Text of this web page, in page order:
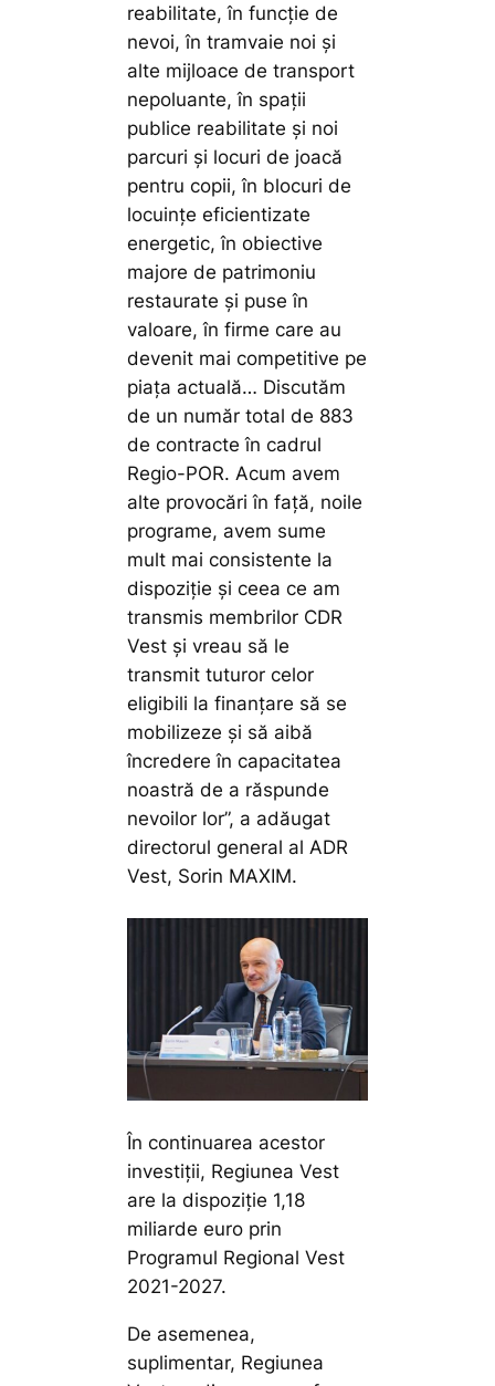
reabilitate, în funcție de
nevoi, în tramvaie noi și
alte mijloace de transport
nepoluante, în spații
publice reabilitate și noi
parcuri și locuri de joacă
pentru copii, în blocuri de
locuințe eficientizate
energetic, în obiective
majore de patrimoniu
restaurate și puse în
valoare, în firme care au
devenit mai competitive pe
piața actuală… Discutăm
de un număr total de 883
de contracte în cadrul
Regio-POR. Acum avem
alte provocări în față, noile
programe, avem sume
mult mai consistente la
dispoziție și ceea ce am
transmis membrilor CDR
Vest și vreau să le
transmit tuturor celor
eligibili la finanțare să se
mobilizeze și să aibă
încredere în capacitatea
noastră de a răspunde
nevoilor lor”, a adăugat
directorul general al ADR
Vest, Sorin MAXIM.
În continuarea acestor
investiții, Regiunea Vest
are la dispoziție 1,18
miliarde euro prin
Programul Regional Vest
2021-2027.
De asemenea,
suplimentar, Regiunea